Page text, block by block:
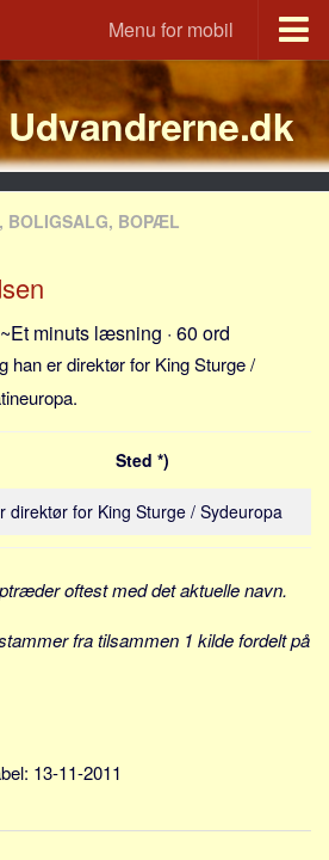
Menu for mobil
Udvandrerne.dk
BOLIGSALG, BOPÆL
~Et minuts læsning · 60 ord
han er direktør for King Sturge /
Sted *)
direktør for King Sturge / Sydeuropa
oftest med det aktuelle navn.
fra tilsammen 1 kilde fordelt på
13-11-2011